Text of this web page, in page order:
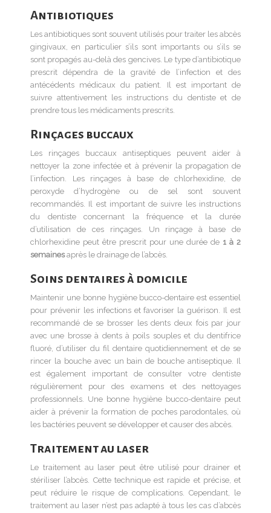
Antibiotiques
Les antibiotiques sont souvent utilisés pour traiter les abcès
gingivaux, en particulier s’ils sont importants ou s’ils se
sont propagés au-delà des gencives. Le type d’antibiotique
prescrit dépendra de la gravité de l’infection et des
antécédents médicaux du patient. Il est important de
suivre attentivement les instructions du dentiste et de
prendre tous les médicaments prescrits.
Rinçages buccaux
Les rinçages buccaux antiseptiques peuvent aider à
nettoyer la zone infectée et à prévenir la propagation de
l’infection. Les rinçages à base de chlorhexidine, de
peroxyde d’hydrogène ou de sel sont souvent
recommandés. Il est important de suivre les instructions
du dentiste concernant la fréquence et la durée
d’utilisation de ces rinçages. Un rinçage à base de
chlorhexidine peut être prescrit pour une durée de 1 à 2
semainesaprès le drainage de l’abcès.
Soins dentaires à domicile
Maintenir une bonne hygiène bucco-dentaire est essentiel
pour prévenir les infections et favoriser la guérison. Il est
recommandé de se brosser les dents deux fois par jour
avec une brosse à dents à poils souples et du dentifrice
fluoré, d’utiliser du fil dentaire quotidiennement et de se
rincer la bouche avec un bain de bouche antiseptique. Il
est également important de consulter votre dentiste
régulièrement pour des examens et des nettoyages
professionnels. Une bonne hygiène bucco-dentaire peut
aider à prévenir la formation de poches parodontales, où
les bactéries peuvent se développer et causer des abcès.
Traitement au laser
Le traitement au laser peut être utilisé pour drainer et
stériliser l’abcès. Cette technique est rapide et précise, et
peut réduire le risque de complications. Cependant, le
traitement au laser n’est pas adapté à tous les cas d’abcès